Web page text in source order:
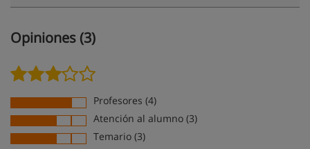
Opiniones (3)
Profesores (4)
Atención al alumno (3)
Temario (3)